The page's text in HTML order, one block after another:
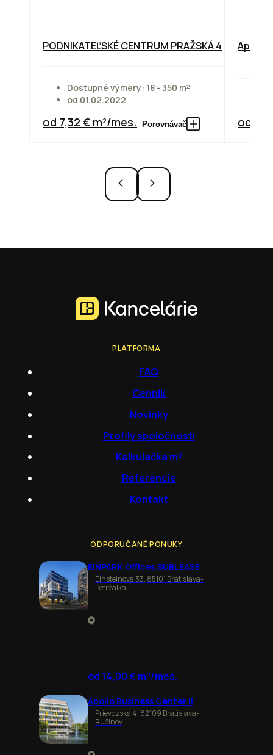
PODNIKATEĽSKÉ CENTRUM PRAŽSKÁ 4
Dostupné výmery: 18 - 350 m²
od 01.02.2022
od 7,32 € m²/mes. Porovnávač
Apollo
od
PLATFORMA
FAQ
Cenník
Novinky
Profily spoločností
Kalkulačka m²
Referencie
Kontakt
ODPORÚČANÉ PONUKY
EINPARK Offices SUBLEASE
Einsteinova 33, 85101 Bratislava-
Petržalka
od 14,00 € m²/mes.
Apollo Business Center II
Prievozská 4, 82109 Bratislava-
Ružinov